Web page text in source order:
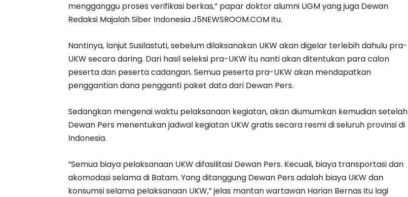
mengganggu proses verifikasi berkas,” papar doktor alumni UGM yang juga Dewan
Redaksi Majalah Siber Indonesia J5NEWSROOM.COM itu.
Nantinya, lanjut Susilastuti, sebelum dilaksanakan UKW akan digelar terlebih dahulu pra-
UKW secara daring. Dari hasil seleksi pra-UKW itu nanti akan ditentukan para calon
peserta dan peserta cadangan. Semua peserta pra-UKW akan mendapatkan
penggantian dana pengganti paket data dari Dewan Pers.
Sedangkan mengenai waktu pelaksanaan kegiatan, akan diumumkan kemudian setelah
Dewan Pers menentukan jadwal kegiatan UKW gratis secara resmi di seluruh provinsi di
Indonesia.
“Semua biaya pelaksanaan UKW difasilitasi Dewan Pers. Kecuali, biaya transportasi dan
akomodasi selama di Batam. Yang ditanggung Dewan Pers adalah biaya UKW dan
konsumsi selama pelaksanaan UKW,” jelas mantan wartawan Harian Bernas itu lagi